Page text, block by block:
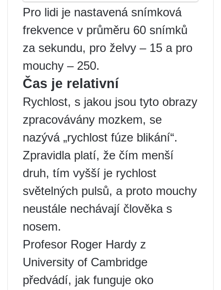
Pro lidi je nastavená snímková
frekvence v průměru 60 snímků
za sekundu, pro želvy – 15 a pro
mouchy – 250.
Čas je relativní
Rychlost, s jakou jsou tyto obrazy
zpracovávány mozkem, se
nazývá „rychlost fúze blikání“.
Zpravidla platí, že čím menší
druh, tím vyšší je rychlost
světelných pulsů, a proto mouchy
neustále nechávají člověka s
nosem.
Profesor Roger Hardy z
University of Cambridge
předvádí, jak funguje oko